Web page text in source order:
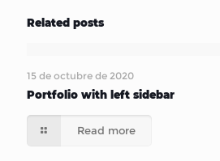
Related posts
15 de octubre de 2020
Portfolio with left sidebar
Read more